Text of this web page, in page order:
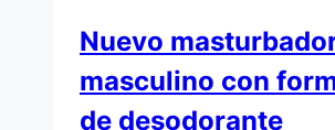
Nuevo
masculino con
de desodorante